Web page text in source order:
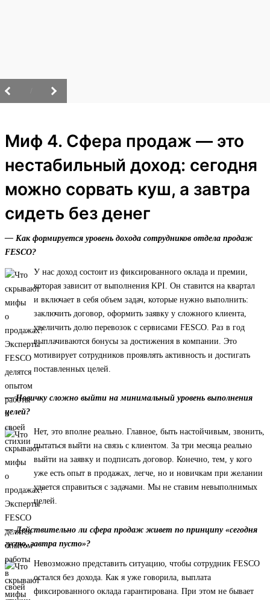
Миф 4. Сфера продаж — это
нестабильный доход: сегодня
можно сорвать куш, а завтра
сидеть без денег
— Как формируется уровень дохода сотрудников отдела продаж
FESCO?
У нас доход состоит из фиксированного оклада и премии,
которая зависит от выполнения KPI. Он ставится на квартал
и включает в себя объем задач, которые нужно выполнить:
заключить договор, оформить заявку у сложного клиента,
увеличить долю перевозок с сервисами FESCO. Раз в год
выплачиваются бонусы за достижения в компании. Это
мотивирует сотрудников проявлять активность и достигать
поставленных целей.
— Новичку сложно выйти на минимальный уровень выполнения
целей?
Нет, это вполне реально. Главное, быть настойчивым, звонить,
пытаться выйти на связь с клиентом. За три месяца реально
выйти на заявку и подписать договор. Конечно, тем, у кого
уже есть опыт в продажах, легче, но и новичкам при желании
удается справиться с задачами. Мы не ставим невыполнимых
целей.
— Действительно ли сфера продаж живет по принципу «сегодня
густо, завтра пусто»?
Невозможно представить ситуацию, чтобы сотрудник FESCO
остался без дохода. Как я уже говорила, выплата
фиксированного оклада гарантирована. При этом не бывает